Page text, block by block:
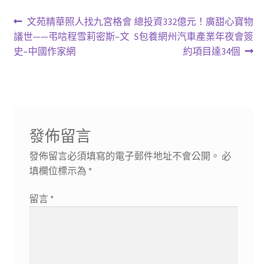
文
章
上
一
篇
文苑精華照人找九宮格會
議世——弔唁程雪莉密斯–文
史–中國作家網
下
一
總投資332億元！廣甜心寶物
S包養網州汽車產業年夜會簽
約項目達34個
發佈留言
發佈留言必須填寫的電子郵件地址不會公開。 必
填欄位標示為 *
留言 *